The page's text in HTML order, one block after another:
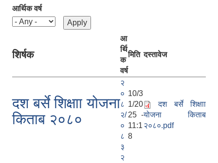
आर्थिक वर्ष
शिर्षक
आ
र्थि
क
वर्ष
मिति दस्तावेज
दश बर्से शिक्षाा योजना
किताब २०८०
२
०
८
२/
०
८
३
10/3
1/20
25 -
11:1
8
दश बर्से शिक्षाा
योजना किताब
२०८०.pdf
२